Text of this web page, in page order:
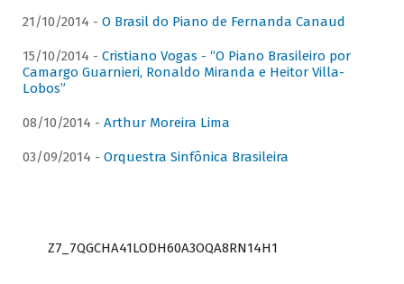
21/10/2014 - O Brasil do Piano de Fernanda Canaud
15/10/2014 - Cristiano Vogas - “O Piano Brasileiro por
Camargo Guarnieri, Ronaldo Miranda e Heitor Villa-
Lobos”
08/10/2014 - Arthur Moreira Lima
03/09/2014 - Orquestra Sinfônica Brasileira
Z7_7QGCHA41LODH60A3OQA8RN14H1